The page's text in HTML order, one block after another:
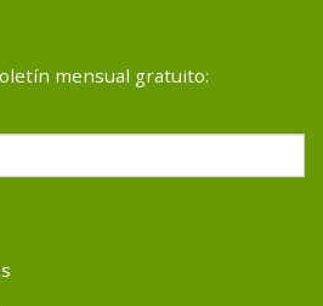
mensual gratuito: